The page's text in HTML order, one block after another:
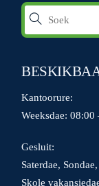
Kantoorure:
Weeksdae: 08:00
Gesluit:
Saterdae,
Skole